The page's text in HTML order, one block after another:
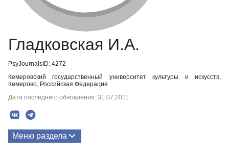
Гладковская И.А.
PsyJournalsID: 4272
Кемеровский государственный университет культуры и искусств,
Кемерово, Российская Федерация
Дата последнего обновления: 31.07.2011
Меню раздела